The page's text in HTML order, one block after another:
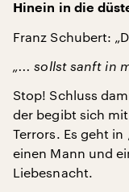
Hinein in die
Franz Schubert:
„... sollst sanft in
Stop! Schluss
der begibt sich
Terrors. Es geht in
einen Mann und
Liebesnacht.